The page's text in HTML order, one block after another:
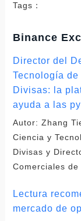
Tags：
Binance
Director del
Tecnología
Divisas: la
ayuda a las
Autor: Zhang
Ciencia y
Divisas y
Comerciales
Lectura
mercado de